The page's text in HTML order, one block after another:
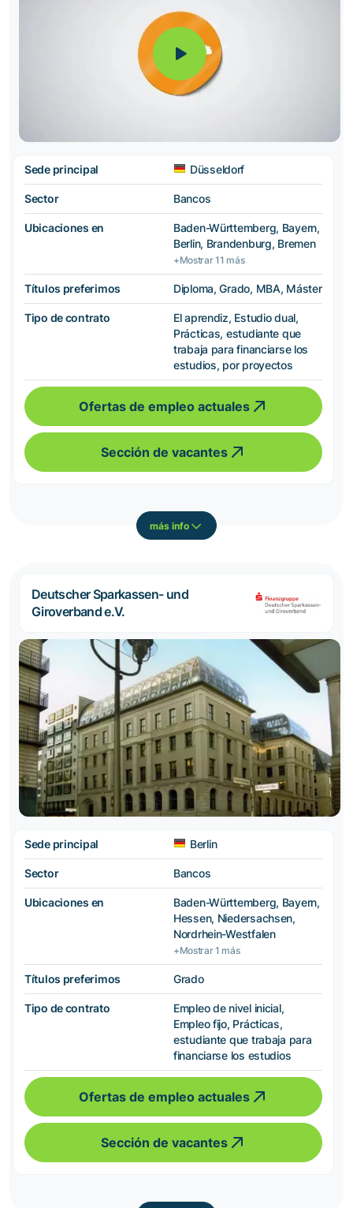
Sede principal Düsseldorf
Sector Bancos
Ubicaciones en
Baden-Württemberg, Bayern,
Berlin, Brandenburg, Bremen
+Mostrar 11 más
Títulos preferimos Diploma, Grado, MBA, Máster
Tipo de contrato
El aprendiz, Estudio dual,
Prácticas, estudiante que
trabaja para financiarse los
estudios, por proyectos
Ofertas de empleo actuales
Sección de vacantes
más info
Deutscher Sparkassen- und
Giroverband e.V.
Sede principal Berlin
Sector Bancos
Ubicaciones en
Baden-Württemberg, Bayern,
Hessen, Niedersachsen,
Nordrhein-Westfalen
+Mostrar 1 más
Títulos preferimos Grado
Tipo de contrato
Empleo de nivel inicial,
Empleo fijo, Prácticas,
estudiante que trabaja para
financiarse los estudios
Ofertas de empleo actuales
Sección de vacantes